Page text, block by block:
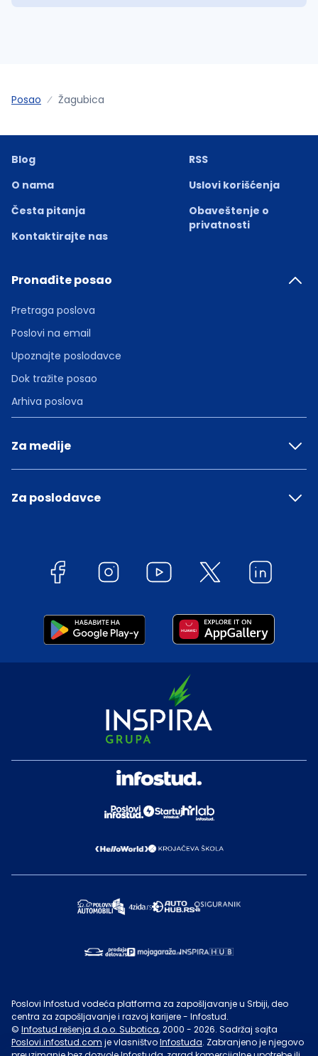
Posao Žagubica
Blog
O nama
Česta pitanja
Kontaktirajte nas
RSS
Uslovi korišćenja
Obaveštenje o
privatnosti
Pronađite posao
Pretraga poslova
Poslovi na email
Upoznajte poslodavce
Dok tražite posao
Arhiva poslova
Za medije
Za poslodavce
Poslovi Infostud vodeća platforma za zapošljavanje u Srbiji, deo
centra za zapošljavanje i razvoj karijere - Infostud.
© Infostud rešenja d.o.o. Subotica, 2000 - 2026. Sadržaj sajta
Poslovi.infostud.com je vlasništvoInfostuda. Zabranjeno je njegovo